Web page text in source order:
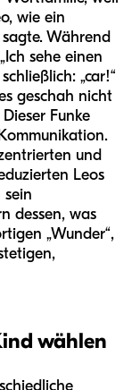
wie ein
sagte. Während
sehe einen
„car!“
geschah nicht
Funke
und
Leos
dessen, was
„Wunder“,
wählen